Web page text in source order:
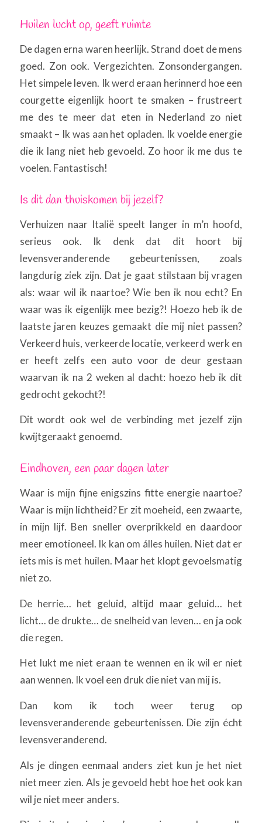
Huilen lucht op, geeft ruimte
De dagen erna waren heerlijk. Strand doet de mens
goed. Zon ook. Vergezichten. Zonsondergangen.
Het simpele leven. Ik werd eraan herinnerd hoe een
courgette eigenlijk hoort te smaken – frustreert
me des te meer dat eten in Nederland zo niet
smaakt – Ik was aan het opladen. Ik voelde energie
die ik lang niet heb gevoeld. Zo hoor ik me dus te
voelen. Fantastisch!
Is dit dan thuiskomen bij jezelf?
Verhuizen naar Italië speelt langer in m’n hoofd,
serieus ook. Ik denk dat dit hoort bij
levensveranderende gebeurtenissen, zoals
langdurig ziek zijn. Dat je gaat stilstaan bij vragen
als: waar wil ik naartoe? Wie ben ik nou echt? En
waar was ik eigenlijk mee bezig?! Hoezo heb ik de
laatste jaren keuzes gemaakt die mij niet passen?
Verkeerd huis, verkeerde locatie, verkeerd werk en
er heeft zelfs een auto voor de deur gestaan
waarvan ik na 2 weken al dacht: hoezo heb ik dit
gedrocht gekocht?!
Dit wordt ook wel de verbinding met jezelf zijn
kwijtgeraakt genoemd.
Eindhoven, een paar dagen later
Waar is mijn fijne enigszins fitte energie naartoe?
Waar is mijn lichtheid? Er zit moeheid, een zwaarte,
in mijn lijf. Ben sneller overprikkeld en daardoor
meer emotioneel. Ik kan om álles huilen. Niet dat er
iets mis is met huilen. Maar het klopt gevoelsmatig
niet zo.
De herrie… het geluid, altijd maar geluid… het
licht… de drukte… de snelheid van leven… en ja ook
die regen.
Het lukt me niet eraan te wennen en ik wil er niet
aan wennen. Ik voel een druk die niet van mij is.
Dan kom ik toch weer terug op
levensveranderende gebeurtenissen. Die zijn écht
levensveranderend.
Als je dingen eenmaal anders ziet kun je het niet
niet meer zien. Als je gevoeld hebt hoe het ook kan
wil je niet meer anders.